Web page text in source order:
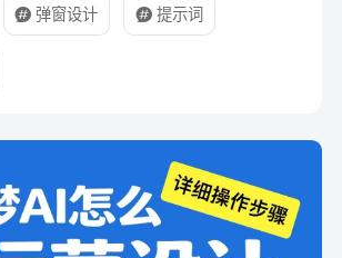
弹窗设计 提示词